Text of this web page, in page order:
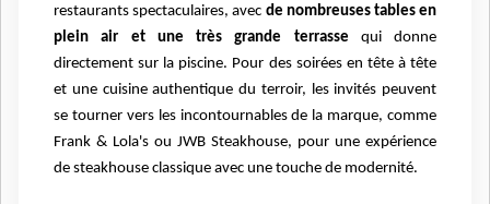
restaurants spectaculaires, avec de nombreuses tables en
plein air et une très grande terrasse qui donne
directement sur la piscine. Pour des soirées en tête à tête
et une cuisine authentique du terroir, les invités peuvent
se tourner vers les incontournables de la marque, comme
Frank & Lola's ou JWB Steakhouse, pour une expérience
de steakhouse classique avec une touche de modernité.